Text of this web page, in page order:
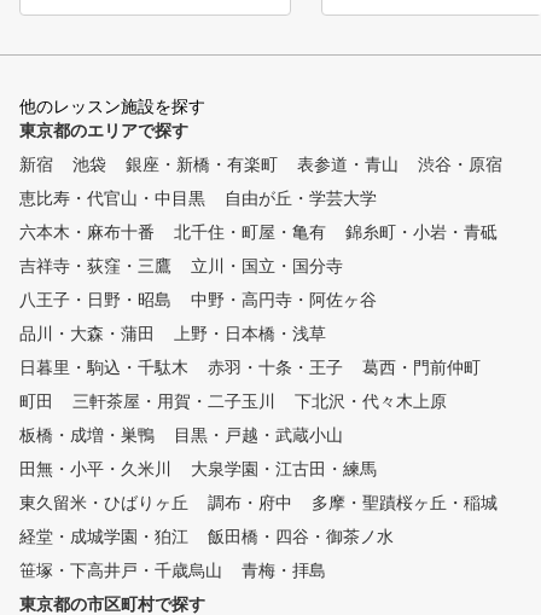
再現。ショット改善に必要な項
目が数値化され、ゴルフの現状
と課題が「見える化」されます
。また、毎回自動的に2方向か
らスイング撮影しており、スロ
フォームを客観的かつ詳細に確
認することができます。 ②シ
ミュレーターを活用した専属プ
ロによるレッスン シミュレー
ターにより「見える化」された
データをもとに、外部資格を有
ないます。会員様に目標をお聞
きし、シミュレーターの映像や
数値データを確認しながら、会
員様にわかりやすくレッスンし
ます。会員様一人一人のレッス
ン内容をカルテで共有しており
、継続してレッスンを受けてい
ただけます。 ③レッスン受け
他のレッスン施設を探す
東京都のエリアで探す
新宿
池袋 銀座・新橋・有楽町 表参道・青山
渋谷・原宿
恵比寿・代官山・中目黒
自由が丘・学芸大学
六本木・麻布十番
北千住・町屋・亀有
錦糸町・小岩・青砥
吉祥寺・荻窪・三鷹
立川・国立・国分寺
八王子・日野・昭島
中野・高円寺・阿佐ヶ谷
品川・大森・蒲田
上野・日本橋・浅草
日暮里・駒込・千駄木
赤羽・十条・王子
葛西・門前仲町
町田
三軒茶屋・用賀・二子玉川
下北沢・代々木上原
板橋・成増・巣鴨
目黒・戸越・武蔵小山
田無・小平・久米川
大泉学園・江古田・練馬
東久留米・ひばりヶ丘
調布・府中
多摩・聖蹟桜ヶ丘・稲城
経堂・成城学園・狛江
飯田橋・四谷・御茶ノ水
笹塚・下高井戸・千歳烏山
青梅・拝島
東京都の市区町村で探す